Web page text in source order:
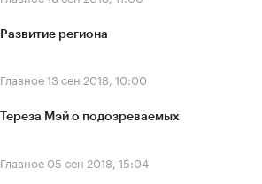
Развитие региона
Главное13 сен 2018, 10:00
Тереза Мэй о подозреваемых
Главное 05 сен 2018, 15:04